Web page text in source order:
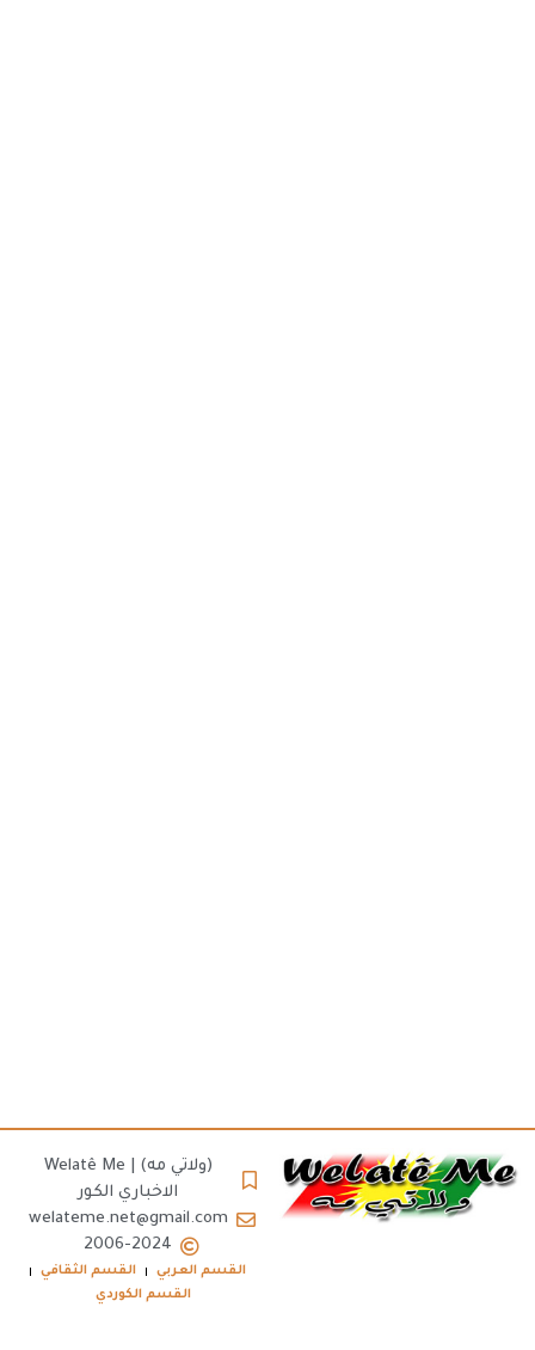
(ولاتي مه) | Welatê Me
الاخباري الكور
welateme.net@gmail.com
2006-2024
القسم العربي
القسم الثقافي
القسم الكوردي